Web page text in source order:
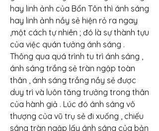
hay linh ảnh của Bổn Tôn thì ánh sáng
hay linh ảnh nầy sẻ hiện rỏ ra ngay
,một cách tự nhiên ; đó là sự thành tựu
của việc quán tưởng ánh sáng .
Thông qua quá trình tu trì ánh sáng ,
ánh sáng trắng sẻ tràn ngập toàn
thân , ánh sáng trắng nầy sẻ được
duy trì và luôn tăng trưởng trong thân
của hành giả . Lúc đó ánh sáng vô
thượng của vũ trụ sẻ đi xuống , chiếu
sáng tràn ngập lấy ánh sáng của bản